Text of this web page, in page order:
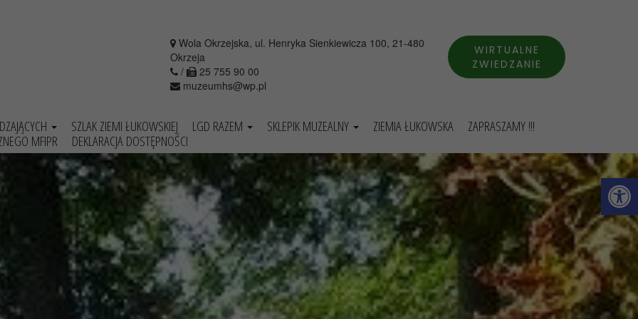
WIRTUALNE
ZWIEDZANIE
Wola Okrzejska, ul. Henryka Sienkiewicza 100, 21-480
Okrzeja
/
25 755 90 00
muzeumhs@wp.pl
SZLAK ZIEMI ŁUKOWSKIEJ LGD RAZEM SKLEPIK MUZEALNY ZIEMIA ŁUKOWSKA
ZAPRASZAMY !!!
MFIPR
DEKLARACJA DOSTĘPNOŚCI